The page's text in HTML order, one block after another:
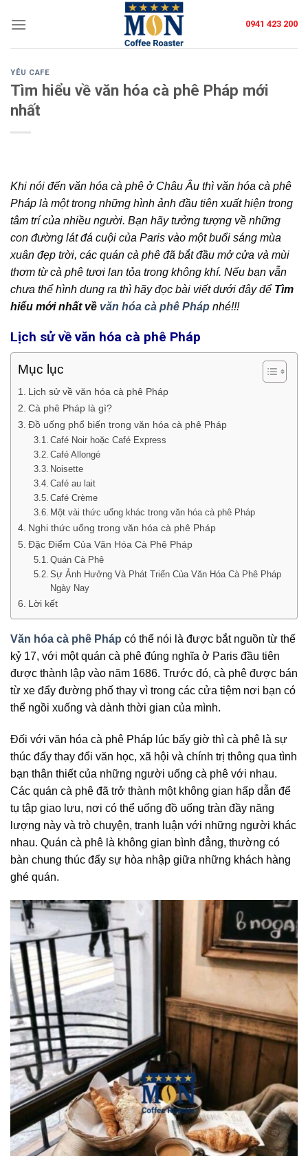
0941 423 200
YÊU CAFE
Tìm hiểu về văn hóa cà phê Pháp mới
nhất
Khi nói đến văn hóa cà phê ở Châu Âu thì văn hóa cà phê
Pháp là một trong những hình ảnh đầu tiên xuất hiện trong
tâm trí của nhiều người. Bạn hãy tưởng tượng về những
con đường lát đá cuội của Paris vào một buổi sáng mùa
xuân đẹp trời, các quán cà phê đã bắt đầu mở cửa và mùi
thơm từ cà phê tươi lan tỏa trong không khí. Nếu bạn vẫn
chưa thể hình dung ra thì hãy đọc bài viết dưới đây để Tìm
hiểu mới nhất về văn hóa cà phê Pháp nhé!!!
Lịch sử về văn hóa cà phê Pháp
Mục lục
Lịch sử về văn hóa cà phê Pháp
Cà phê Pháp là gì?
Đồ uống phổ biến trong văn hóa cà phê Pháp
Café Noir hoặc Café Express
Café Allongé
Noisette
Café au lait
Café Crème
Một vài thức uống khác trong văn hóa cà phê Pháp
Nghi thức uống trong văn hóa cà phê Pháp
Đặc Điểm Của Văn Hóa Cà Phê Pháp
Quán Cà Phê
Sự Ảnh Hưởng Và Phát Triển Của Văn Hóa Cà Phê Pháp
Ngày Nay
Lời kết
Văn hóa cà phê Pháp có thể nói là được bắt nguồn từ thế
kỷ 17, với một quán cà phê đúng nghĩa ở Paris đầu tiên
được thành lập vào năm 1686. Trước đó, cà phê được bán
từ xe đẩy đường phố thay vì trong các cửa tiệm nơi bạn có
thể ngồi xuống và dành thời gian của mình.
Đối với văn hóa cà phê Pháp lúc bấy giờ thì cà phê là sự
thúc đẩy thay đổi văn học, xã hội và chính trị thông qua tình
bạn thân thiết của những người uống cà phê với nhau.
Các quán cà phê đã trở thành một không gian hấp dẫn để
tụ tập giao lưu, nơi có thể uống đồ uống tràn đầy năng
lượng này và trò chuyện, tranh luận với những người khác
nhau. Quán cà phê là không gian bình đẳng, thường có
bàn chung thúc đẩy sự hòa nhập giữa những khách hàng
ghé quán.